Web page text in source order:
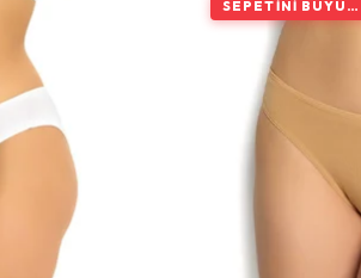
SEPETINI BÜYÜT, İNDIRIMI ARTIR